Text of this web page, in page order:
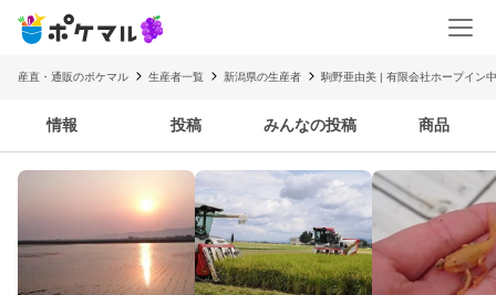
産直・通販のポケマル 生産者一覧 新潟県の生産者 駒野亜由美 | 有限会社ホープイン
情報 投稿 みんなの投稿 商品